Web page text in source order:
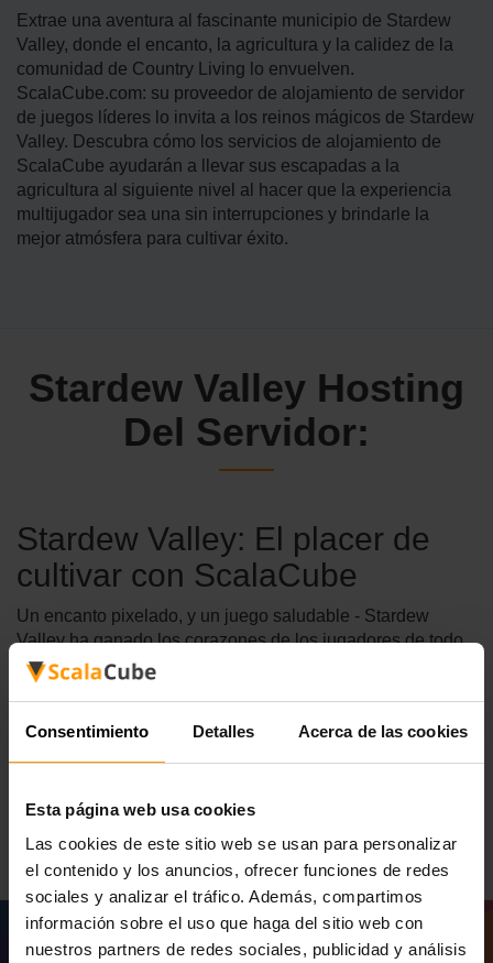
Consentimiento Detalles Acerca de las cookies
Esta página web usa cookies
Las cookies de este sitio web se usan para personalizar
el contenido y los anuncios, ofrecer funciones de redes
sociales y analizar el tráfico. Además, compartimos
información sobre el uso que haga del sitio web con
nuestros partners de redes sociales, publicidad y análisis
Extrae una aventura al fascinante municipio de Stardew
Valley, donde el encanto, la agricultura y la calidez de la
comunidad de Country Living lo envuelven.
ScalaCube.com: su proveedor de alojamiento de servidor
de juegos líderes lo invita a los reinos mágicos de Stardew
Valley. Descubra cómo los servicios de alojamiento de
ScalaCube ayudarán a llevar sus escapadas a la
agricultura al siguiente nivel al hacer que la experiencia
multijugador sea una sin interrupciones y brindarle la
mejor atmósfera para cultivar éxito.
Stardew Valley Hosting
Del Servidor:
Stardew Valley: El placer de
cultivar con ScalaCube
Un encanto pixelado, y un juego saludable - Stardew
Valley ha ganado los corazones de los jugadores de todo
el mundo. Para que enriqueciera aún más su experiencia
con respecto al juego Stardew Valley, ScalaCube
juegos de primer nivel. Sumérgete en los placeres de la
agricultura, la minería, la cooperativa y forjando lazos con
proporciona la estabilidad de rendimiento de ScalaCube.